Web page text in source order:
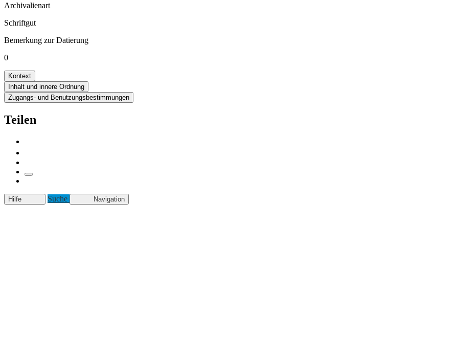
Archivalienart
Schriftgut
Bemerkung zur Datierung
0
Kontext
Inhalt und innere Ordnung
Zugangs- und Benutzungsbestimmungen
Teilen
Hilfe Suche Navigation